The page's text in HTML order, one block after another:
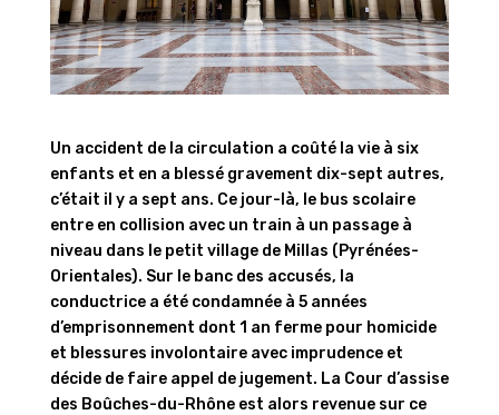
Un accident de la circulation a coûté la vie à six
enfants et en a blessé gravement dix-sept autres,
c’était il y a sept ans. Ce jour-là, le bus scolaire
entre en collision avec un train à un passage à
niveau dans le petit village de Millas (Pyrénées-
Orientales). Sur le banc des accusés, la
conductrice a été condamnée à 5 années
d’emprisonnement dont 1 an ferme pour homicide
et blessures involontaire avec imprudence et
décide de faire appel de jugement. La Cour d’assise
des Boûches-du-Rhône est alors revenue sur ce